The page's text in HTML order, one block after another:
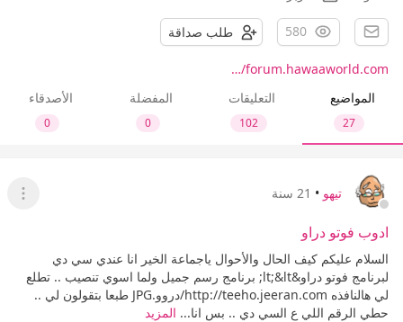
580 طلب صداقة
forum.hawaaworld.com/…
المواضيع
27
التعليقات
102
المفضلة
0
الأصدقاء
0
تيهو • 21 سنة
عرض
ادوب فوتو دراو
السلام عليكم كيف الحال والأحوال ياجماعة الخير انا عندي سي دي
لبرنامج فوتو دراو&lt;&lt; برنامج رسم جميل ولما اسوي تنصيب .. تطلع
لي هالنافذه http://teeho.jeeran.com/دروو.JPG طبعا بتقولون لي ..
حطي الرقم اللي ع السي دي .. بس انا... المزيد